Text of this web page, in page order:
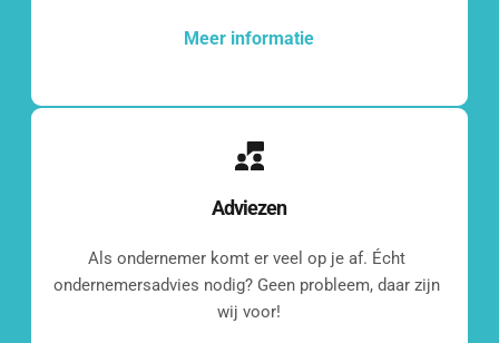
Meer informatie
Adviezen
Als ondernemer komt er veel op je af. Écht
ondernemersadvies nodig? Geen probleem, daar zijn
wij voor!